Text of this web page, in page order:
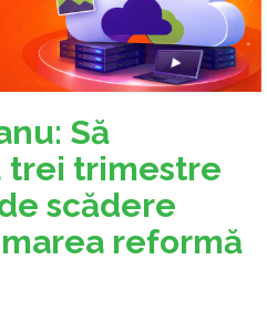
Să
trei trimestre
scădere
reformă